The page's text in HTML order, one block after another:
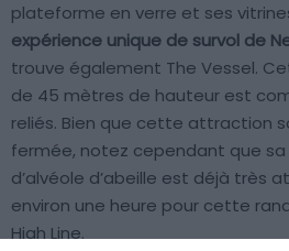
plateforme en verre et ses
expérience unique de survol de
trouve également The Vessel.
de 45 mètres de hauteur est
reliés. Bien que cette attraction
fermée, notez cependant que
d’alvéole d’abeille est déjà très
environ une heure pour cette
High Line.